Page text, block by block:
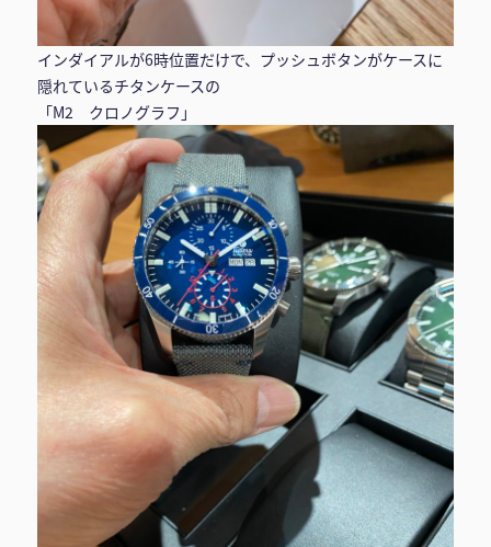
インダイアルが6時位置だけで、プッシュボタンがケースに
隠れているチタンケースの
「M2 クロノグラフ」